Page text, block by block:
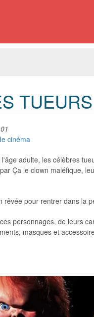
cinéma
adulte, les célèbres
Ça le clown maléfique,
rêvée pour rentrer dans la
personnages, de leurs
masques et